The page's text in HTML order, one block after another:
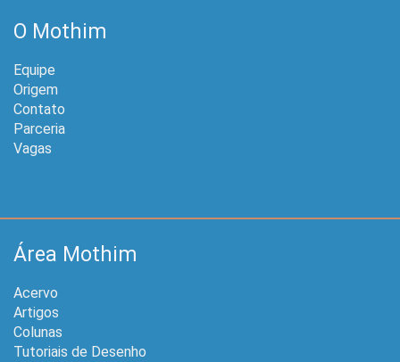
O Mothim
Equipe
Origem
Contato
Parceria
Vagas
Área Mothim
Acervo
Artigos
Colunas
Tutoriais de Desenho